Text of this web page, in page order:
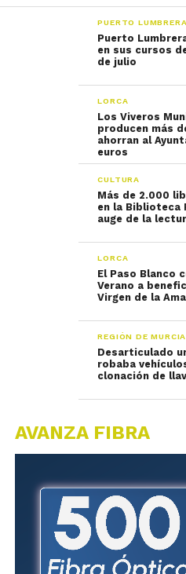
PUERTO
Puerto
en sus cursos
de julio
LORCA
Los Viveros
producen más
ahorran al
euros
CULTURA
Más de 2.000
en la Biblioteca
auge de la
LORCA
El Paso Blanco
Verano a
Virgen de la
REGIÓN DE MURCIA
Desarticulado
robaba
clonación de
AVANZA FIBRA